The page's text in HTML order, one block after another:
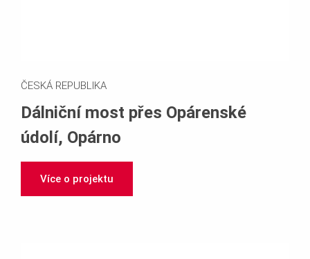
ČESKÁ REPUBLIKA
Dálniční most přes Opárenské
údolí, Opárno
Více o projektu